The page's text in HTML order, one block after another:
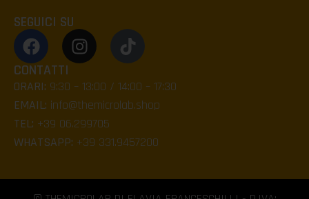
SEGUICI SU
CONTATTI
ORARI: 9:30 – 13:00 / 14:00 – 17:30
EMAIL: info@themicrolab.shop
TEL: +39 06.299705
WHATSAPP: +39 331.9457200